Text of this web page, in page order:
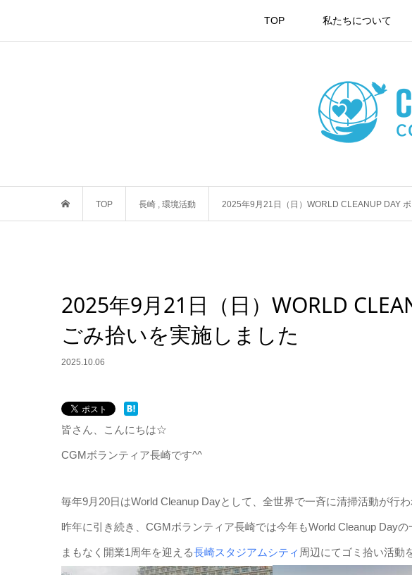
TOP 私たちについて
TOP 長崎 , 環境活動 2025年9月21日（日）WORLD CLEANUP DAY
2025年9月21日（日）WORLD
ごみ拾いを実施しました
2025.10.06
皆さん、こんにちは☆
CGMボランティア長崎です^^
毎年9月20日はWorld Cleanup Dayとして、全世界で一斉に清掃活動が行わ
昨年に引き続き、CGMボランティア長崎では今年もWorld Cleanup Dayの
まもなく開業1周年を迎える長崎スタジアムシティ 周辺にてゴミ拾い活動